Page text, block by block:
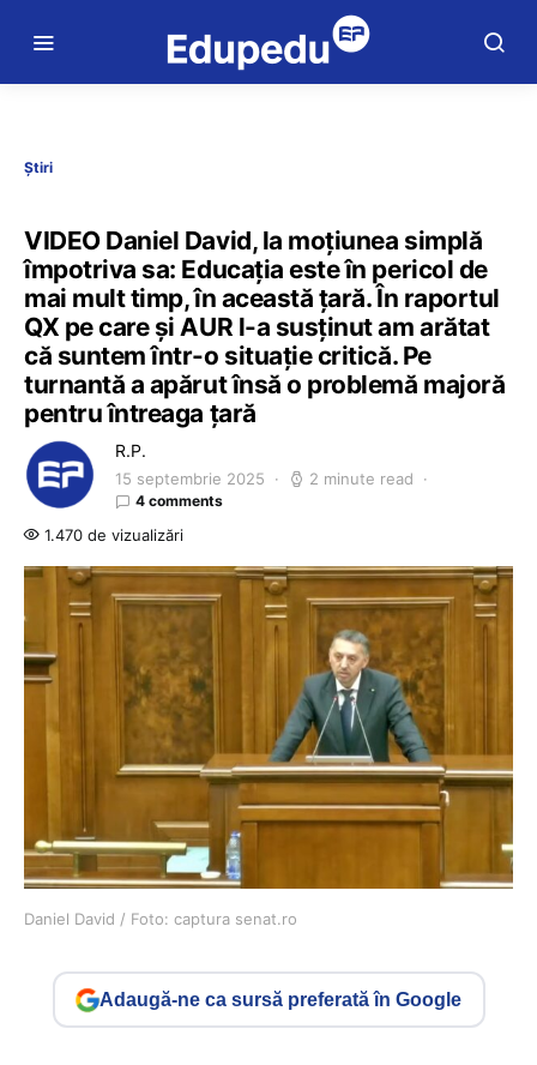
Știri
VIDEO Daniel David, la moțiunea simplă
împotriva sa: Educația este în pericol de
mai mult timp, în această țară. În raportul
QX pe care și AUR l-a susținut am arătat
că suntem într-o situație critică. Pe
turnantă a apărut însă o problemă majoră
pentru întreaga țară
R.P.
15 septembrie 2025 2 minute read
4 comments
1.470 de vizualizări
Daniel David / Foto: captura senat.ro
Adaugă-ne ca sursă preferată în Google